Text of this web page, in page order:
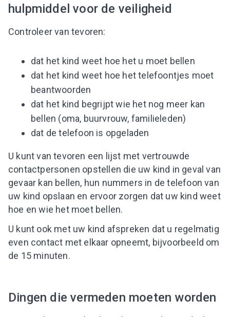
hulpmiddel voor de veiligheid
Controleer van tevoren:
dat het kind weet hoe het u moet bellen
dat het kind weet hoe het telefoontjes moet
beantwoorden
dat het kind begrijpt wie het nog meer kan
bellen (oma, buurvrouw, familieleden)
dat de telefoon is opgeladen
U kunt van tevoren een lijst met vertrouwde
contactpersonen opstellen die uw kind in geval van
gevaar kan bellen, hun nummers in de telefoon van
uw kind opslaan en ervoor zorgen dat uw kind weet
hoe en wie het moet bellen.
U kunt ook met uw kind afspreken dat u regelmatig
even contact met elkaar opneemt, bijvoorbeeld om
de 15 minuten.
Dingen die vermeden moeten worden